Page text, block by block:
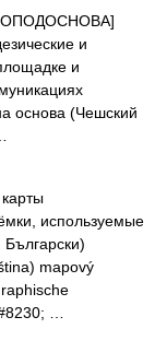
и
и
основа (Чешский
используемые
Български)
mapový
…